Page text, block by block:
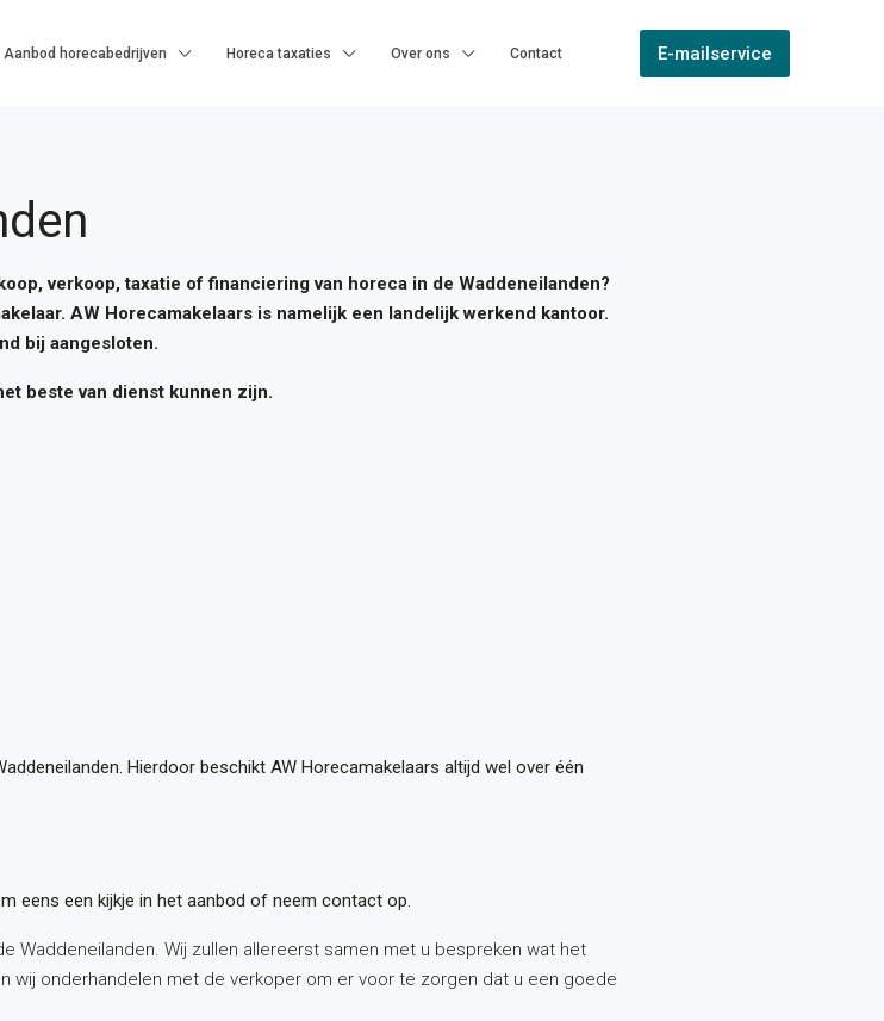
Aanbod horecabedrijven Horeca taxaties Over ons Contact E-mailservice
verkoop, taxatie of financiering van horeca in de Waddeneilanden?
AW Horecamakelaars is namelijk een landelijk werkend kantoor.
bij aangesloten.
beste van dienst kunnen zijn.
Hierdoor beschikt AW Horecamakelaars altijd wel over één
eens een kijkje in het aanbod of neem contact op.
Waddeneilanden. Wij zullen allereerst samen met u bespreken wat het
onderhandelen met de verkoper om er voor te zorgen dat u een goede